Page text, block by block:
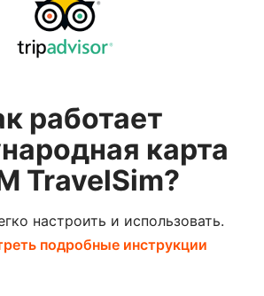
работает
карта
TravelSim?
настроить и использовать.
подробные инструкции